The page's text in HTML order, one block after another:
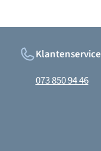
Klantenservice
073 850 94 46